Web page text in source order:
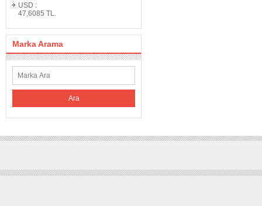
USD :
47,6085 TL.
Marka Arama
Ara